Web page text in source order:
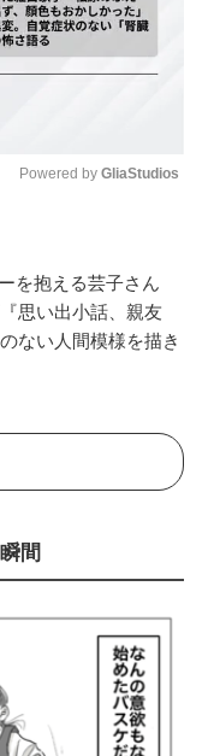
Powered by GliaStudios
を抱える芸子さん
思い出小話、親友
ない人間模様を描き
間